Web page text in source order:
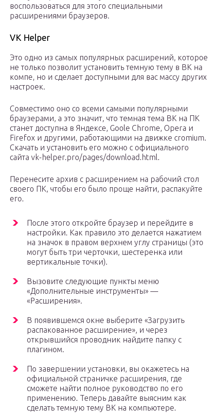
воспользоваться для этого специальными
расширениями браузеров.
VK Helper
Это одно из самых популярных расширений, которое
не только позволит установить темную тему в ВК на
компе, но и сделает доступными для вас массу других
настроек.
Совместимо оно со всеми самыми популярными
браузерами, а это значит, что темная тема ВК на ПК
станет доступна в Яндексе, Goole Chrome, Opera и
Firefox и другими, работающими на движке cromium.
Скачать и установить его можно с официального
сайта vk-helper.pro/pages/download.html.
Перенесите архив с расширением на рабочий стол
своего ПК, чтобы его было проще найти, распакуйте
его.
После этого откройте браузер и перейдите в
настройки. Как правило это делается нажатием
на значок в правом верхнем углу страницы (это
могут быть три черточки, шестеренка или
вертикальные точки).
Вызовите следующие пункты меню
«Дополнительные инструменты» —
«Расширения».
В появившемся окне выберите «Загрузить
распакованное расширение», и через
открывшийся проводник найдите папку с
плагином.
По завершении установки, вы окажетесь на
официальной страничке расширения, где
сможете найти полное руководство по его
применению. Теперь давайте выясним как
сделать темную тему ВК на компьютере.